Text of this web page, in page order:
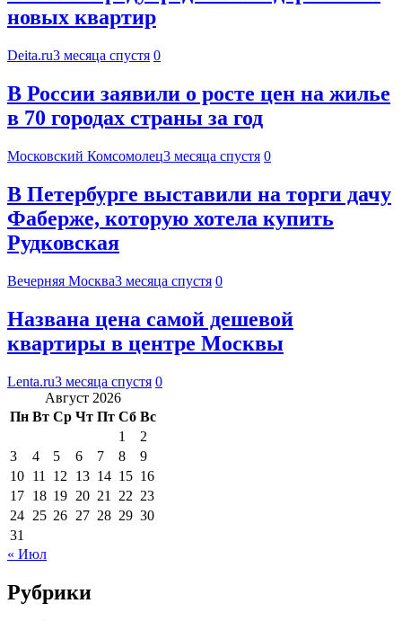
новых квартир
Deita.ru3 месяца спустя 0
В России заявили о росте цен на жилье
в 70 городах страны за год
Московский Комсомолец3 месяца спустя 0
В Петербурге выставили на торги дачу
Фаберже, которую хотела купить
Рудковская
Вечерняя Москва3 месяца спустя 0
Названа цена самой дешевой
квартиры в центре Москвы
Lenta.ru3 месяца спустя 0
Август 2026
Пн Вт Ср Чт Пт Сб Вс
1
2
3
4 5 6 7 8
9
10 11 12 13 14 15 16
17 18 19 20 21 22 23
24 25 26 27 28 29 30
31
« Июл
Рубрики